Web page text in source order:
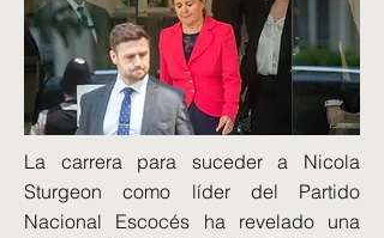
La carrera para suceder a Nicola
Sturgeon como líder del Partido
Nacional Escocés ha revelado una